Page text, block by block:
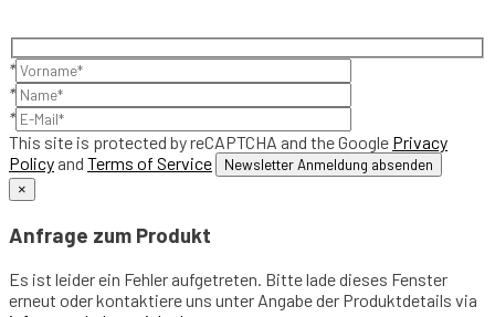
*
*
*
This site is protected by reCAPTCHA and the Google Privacy
Policy and Terms of Service
×
Anfrage zum Produkt
Es ist leider ein Fehler aufgetreten. Bitte lade dieses Fenster
erneut oder kontaktiere uns unter Angabe der Produktdetails via